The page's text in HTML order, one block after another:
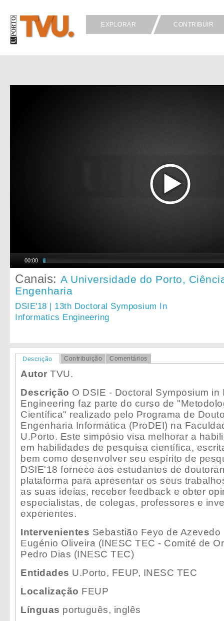
EXPLORAR CONTRIBUIR
00:00
Canais: A Universidade do Porto,
Engenharia
DSIE'18 | 13th Doctoral Symposium In
Informatics Engineering
Descrição Contribuição Comentários
Autor TVU.
Descrição O DSIE - Doctoral Symposium in
Engineering faz parte do curso de
Científica" realizado pelo Programa de
Engenharia Informática (ProDEI) na
U.Porto. Este simpósio visa melhorar a
em habilidades de pesquisa científica,
bem como desenvolver seu espírito de
DSIE'18 fornece aos estudantes de
plataforma para apresentar os seus
as suas ideias, receber feedback e obter
especialistas, ​​de colegas, professores e
experientes.
Intervenientes Sebastião Feyo de Azevedo
Eugénio Oliveira (INESC TEC - Comité de
Pedro Dias (INESC TEC)
Entidades U.Porto, FEUP, INESC TEC
Localização FEUP
Línguas português, inglês